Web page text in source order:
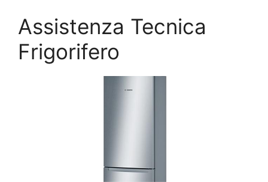
Assistenza Tecnica
Frigorifero